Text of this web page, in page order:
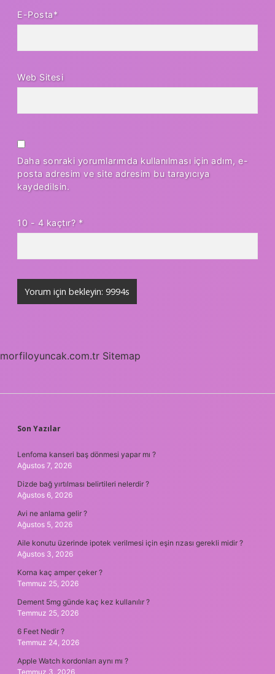
E-Posta*
Web Sitesi
Daha sonraki yorumlarımda kullanılması için adım, e-
posta adresim ve site adresim bu tarayıcıya
kaydedilsin.
10 - 4 kaçtır? *
morfiloyuncak.com.tr Sitemap
SIDEBAR
Son Yazılar
Lenfoma kanseri baş dönmesi yapar mı ?
Ağustos 7, 2026
Dizde bağ yırtılması belirtileri nelerdir ?
Ağustos 6, 2026
Avi ne anlama gelir ?
Ağustos 5, 2026
Aile konutu üzerinde ipotek verilmesi için eşin rızası gerekli midir ?
Ağustos 3, 2026
Korna kaç amper çeker ?
Temmuz 25, 2026
Dement 5mg günde kaç kez kullanılır ?
Temmuz 25, 2026
6 Feet Nedir ?
Temmuz 24, 2026
Apple Watch kordonları aynı mı ?
Temmuz 3, 2026